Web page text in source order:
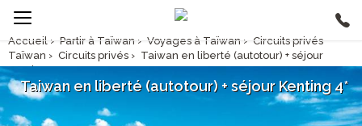
Accueil › Partir à Taïwan › Voyages à Taïwan › Circuits privés
Taïwan › Circuits privés › Taiwan en liberté (autotour) + séjour
Kenting 4*
Taiwan en liberté (autotour) + séjour Kenting 4*